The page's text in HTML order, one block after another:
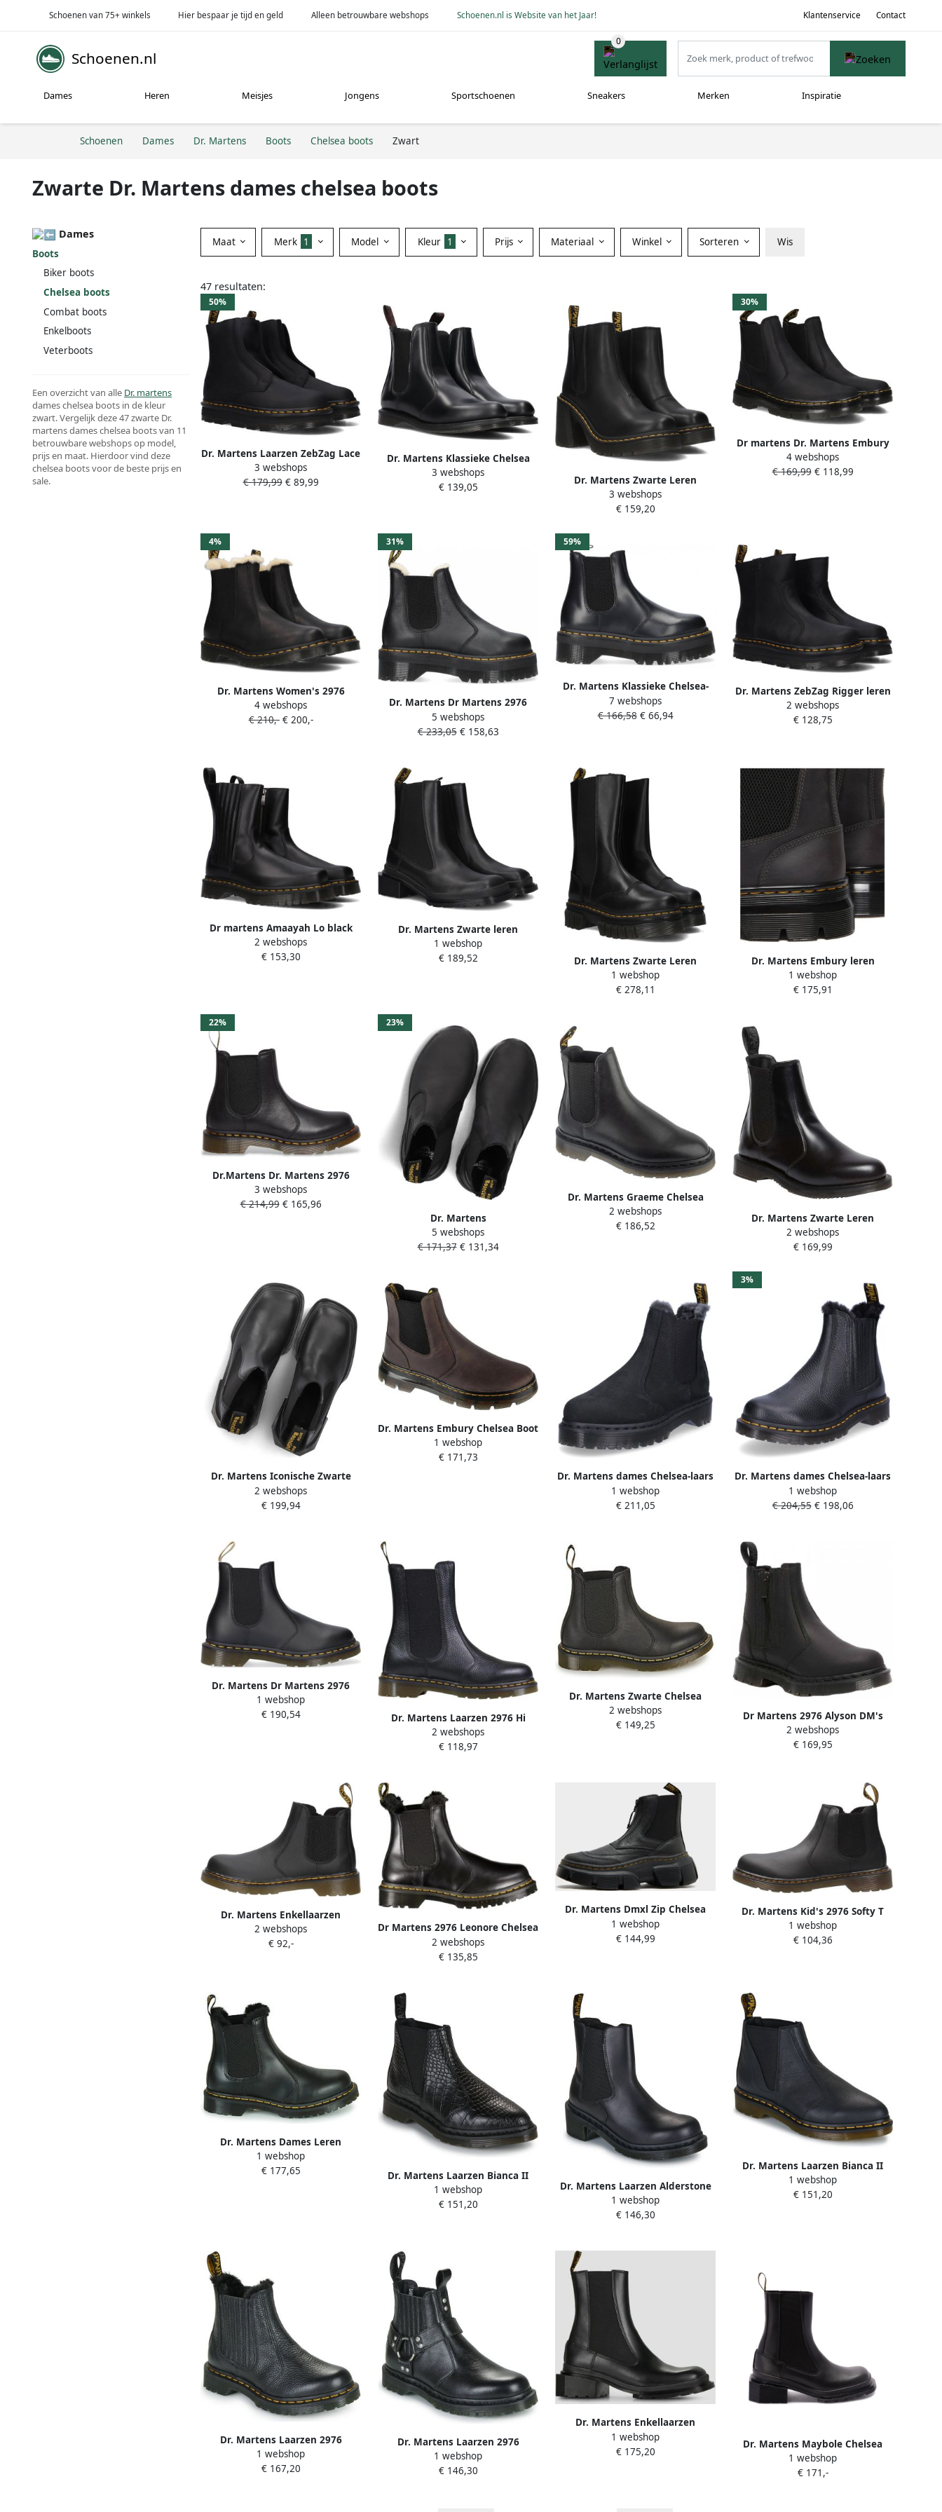
Schoenen van 75+ winkels Hier bespaar je tijd en geld Alleen betrouwbare webshops Schoenen.nl is Website van het Jaar! Klantenservice Contact
Schoenen.nl
Dames Heren Meisjes Jongens Sportschoenen Sneakers Merken Inspiratie
Schoenen Dames Dr. Martens Boots Chelsea boots Zwart
Zwarte Dr. Martens dames chelsea boots
Dames
Boots
Biker boots
Chelsea boots
Combat boots
Enkelboots
Veterboots
Een overzicht van alle Dr. martens
dames chelsea boots in de kleur
zwart. Vergelijk deze 47 zwarte Dr.
martens dames chelsea boots van 11
betrouwbare webshops op model,
prijs en maat. Hierdoor vind deze
chelsea boots voor de beste prijs en
sale.
Maat Merk 1 Model Kleur 1 Prijs Materiaal Winkel Sorteren Wis
47 resultaten:
50%
Dr. Martens Laarzen ZebZag Lace
Less Laceless Boot Black
Wyoming
3 webshops
€ 179,99€ 89,99
Dr. Martens Klassieke Chelsea
Boots Flora Zwart Leer
3 webshops
€ 139,05
Dr. Martens Zwarte Leren
Laarzen met Elastische
Inzetstukken Black Dames
3 webshops
€ 159,20
30%
Dr martens Dr. Martens Embury
Black Wyoming Zwart Leer
Chelsea boots Unisex
4 webshops
€ 169,99€ 118,99
4%
Dr. Martens Women's 2976
Leonore Burnished Wyoming
Winterschoenen zwart
4 webshops
€ 210,-€ 200,-
31%
Dr. Martens Dr Martens 2976
Quad Fl Chelsea boots
Enkellaarsjes Dames Zwart
5 webshops
€ 233,05€ 158,63
59%
Dr. Martens Klassieke Chelsea-
laarzen van glad leer met gele
stiksels en AirWair-logo Black
7 webshops
€ 166,58€ 66,94
Dr. Martens ZebZag Rigger leren
enkelboots Black Wyoming
2 webshops
€ 128,75
Dr martens Amaayah Lo black
orleans Zwart Leer Chelsea boots
Dames
2 webshops
€ 153,30
Dr. Martens Zwarte leren
enkellaarzen met vierkante neus
1 webshop
€ 189,52
Dr. Martens Zwarte Leren
Laarzen met Elastische
Inzetstukken Black Dames
1 webshop
€ 278,11
Dr. Martens Embury leren
chelsea boots zwart
1 webshop
€ 175,91
22%
Dr.Martens Dr. Martens 2976
Virginia Laarzen Fashion Wear
3 webshops
€ 214,99€ 165,96
23%
Dr. Martens
EMBURY~BLACK~WYOMING~~~~~~~~~~
Vrije tijd half-hoog Zwart
5 webshops
€ 171,37€ 131,34
Dr. Martens Graeme Chelsea
Boots Unisex Zwart Chelsea
laarzen
2 webshops
€ 186,52
Dr. Martens Zwarte Leren
Chelsea Laarzen Black Heren
2 webshops
€ 169,99
Dr. Martens Iconische Zwarte
Vierkante Laarzen Black Dames
2 webshops
€ 199,94
Dr. Martens Embury Chelsea Boot
Unisex Zwart Chelsea laarzen
1 webshop
€ 171,73
Dr. Martens dames Chelsea-laars
zwart
1 webshop
€ 211,05
3%
Dr. Martens dames Chelsea-laars
zwart
1 webshop
€ 204,55€ 198,06
Dr. Martens Dr Martens 2976
Vegan Chelsea boots
Enkellaarsjes Dames Zwart
1 webshop
€ 190,54
Dr. Martens Laarzen 2976 Hi
Chelsea Boot Black Milled Nappa
2 webshops
€ 118,97
Dr. Martens Zwarte Chelsea
Laarzen Herfst Winter Vrouwen
Black Dames
2 webshops
€ 149,25
Dr Martens 2976 Alyson DM's
Wintergrip Chelsea Boots Dr.
Martens Zwart Dames
2 webshops
€ 169,95
Dr. Martens Enkellaarzen
21992001
2 webshops
€ 92,-
Dr Martens 2976 Leonore Chelsea
Laarzen Dr. Martens Zwart
Dames
2 webshops
€ 135,85
Dr. Martens Dmxl Zip Chelsea
Boots Dames Zwart- Dames
Zwart
1 webshop
€ 144,99
Dr. Martens Kid's 2976 Softy T
Hoge schoenen zwart
1 webshop
€ 104,36
Dr. Martens Dames Leren
Laarzen Zwart Leonore Black
Dames
1 webshop
€ 177,65
Dr. Martens Laarzen Bianca II
Chelsea Boot Black New Vibrance
Croco
1 webshop
€ 151,20
Dr. Martens Laarzen Alderstone
Chelsea Boot Black Orleans
1 webshop
€ 146,30
Dr. Martens Laarzen Bianca II
Chelsea Boot Black Virginia
1 webshop
€ 151,20
Dr. Martens Laarzen 2976
Leonore II Chelsea Boot Black
Milled Nappa
1 webshop
€ 167,20
Dr. Martens Laarzen 2976
HARNESS CHELSEA BOOT
1 webshop
€ 146,30
Dr. Martens Enkellaarzen
Maybole Chelsea Boot in zwart
1 webshop
€ 175,20
Dr. Martens Maybole Chelsea
laarzen Zwart
1 webshop
€ 171,-